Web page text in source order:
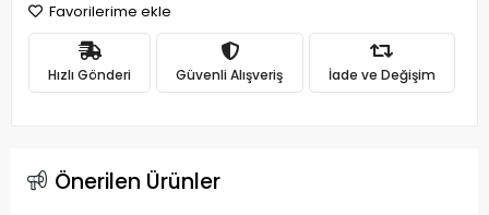
Favorilerime ekle
Hızlı Gönderi Güvenli Alışveriş İade ve Değişim
Önerilen Ürünler